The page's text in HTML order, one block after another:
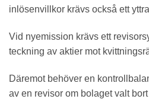
inlösenvillkor krävs också ett
Vid nyemission krävs ett
teckning av aktier mot
Däremot behöver en
av en revisor om bolaget valt